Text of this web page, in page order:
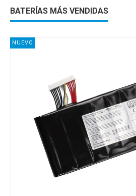
BATERÍAS MÁS VENDIDAS
NUEVO